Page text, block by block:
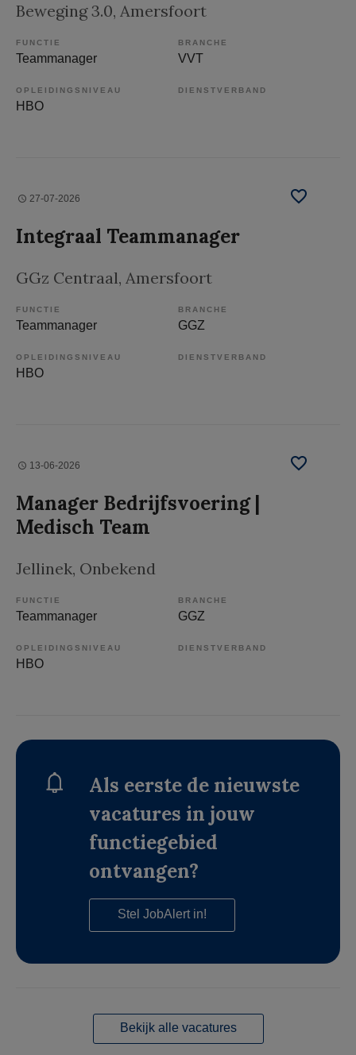
Beweging 3.0, Amersfoort
FUNCTIE
Teammanager
BRANCHE
VVT
OPLEIDINGSNIVEAU
HBO
DIENSTVERBAND
27-07-2026
Integraal Teammanager
GGz Centraal, Amersfoort
FUNCTIE
Teammanager
BRANCHE
GGZ
OPLEIDINGSNIVEAU
HBO
DIENSTVERBAND
13-06-2026
Manager Bedrijfsvoering |
Medisch Team
Jellinek, Onbekend
FUNCTIE
Teammanager
BRANCHE
GGZ
OPLEIDINGSNIVEAU
HBO
DIENSTVERBAND
Als eerste de nieuwste
vacatures in jouw
functiegebied
ontvangen?
Stel JobAlert in!
Bekijk alle vacatures